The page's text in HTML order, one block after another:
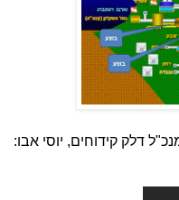
דלק קידוחים, יוסי אבו: